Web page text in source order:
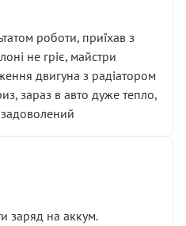
роботи, приїхав з
не гріє, майстри
двигуна з радіатором
зараз в авто дуже тепло,
заряд на аккум.